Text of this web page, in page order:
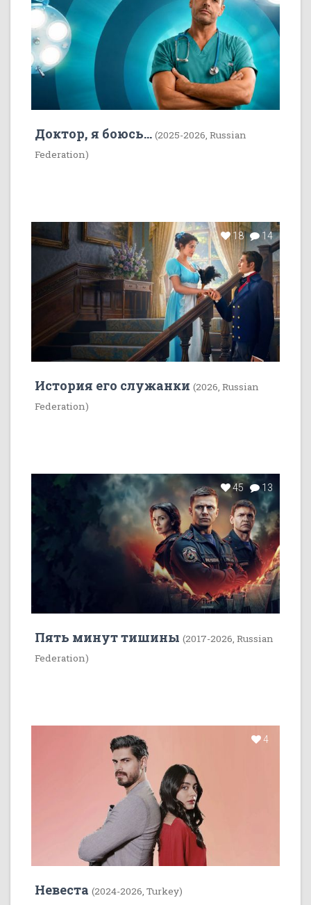
Доктор, я боюсь... (2025-2026, Russian
Federation)
18 14
История его служанки (2026, Russian
Federation)
45 13
Пять минут тишины (2017-2026, Russian
Federation)
4
Невеста (2024-2026, Turkey)